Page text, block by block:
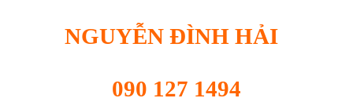
NGUYỄN ĐÌNH HẢI
090 127 1494